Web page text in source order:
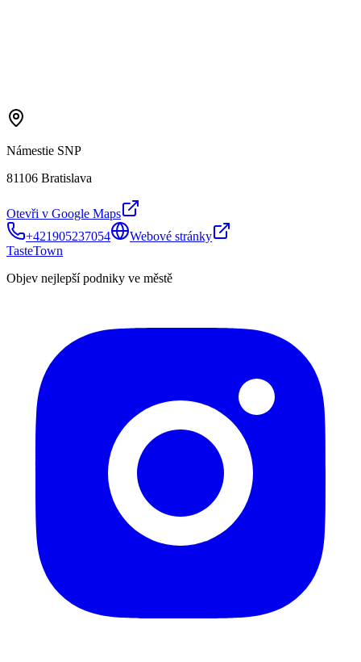
Námestie SNP
81106 Bratislava
Otevři v Google Maps
+421905237054
Webové stránky
TasteTown
Objev nejlepší podniky ve městě